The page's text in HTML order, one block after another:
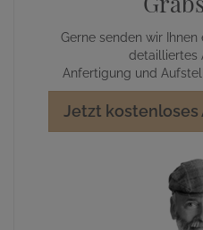
Gerne senden wir
detailliertes
Anfertigung und
Jetzt